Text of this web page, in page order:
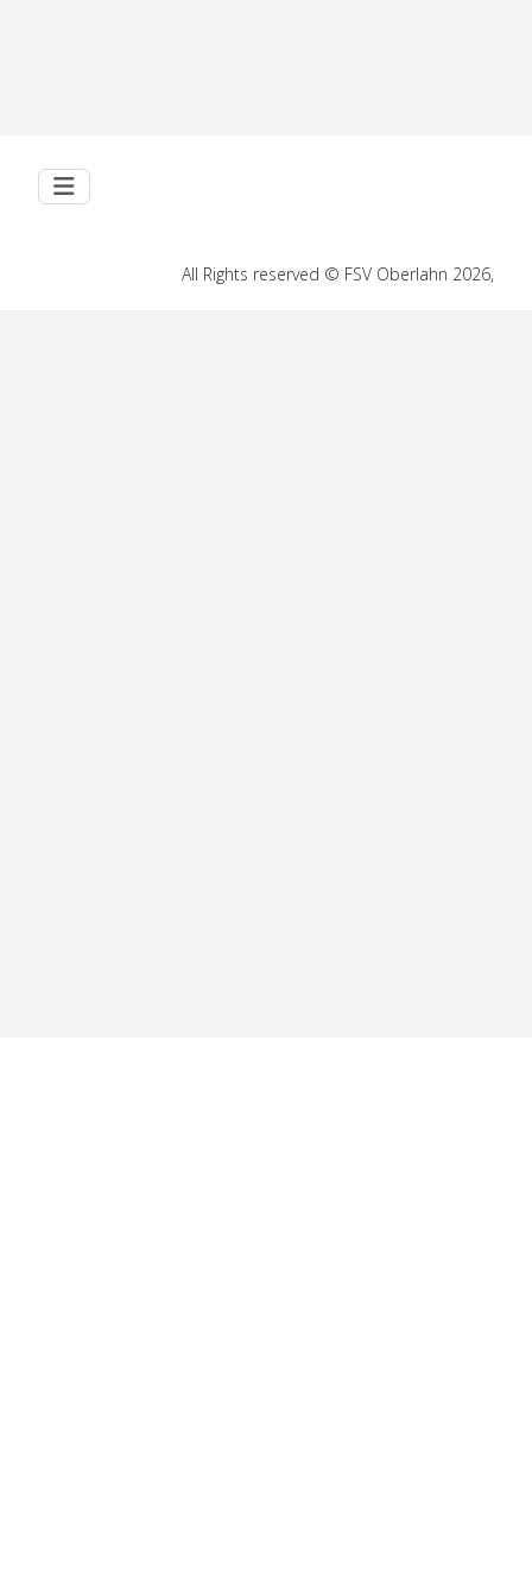
All Rights reserved © FSV Oberlahn 2026,